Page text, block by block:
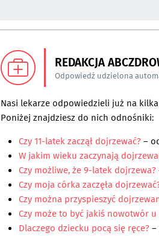
REDAKCJA
Odpowiedź udzielona
Nasi lekarze odpowiedzieli już na
Poniżej znajdziesz do nich odnośniki:
Czy 11-latek zaczął dojrzewać?–
W jakim wieku zaczynają
Czy możliwe, że 9-latek dojrzewa?
Czy moja córka zaczęła
Czy można przyspieszyć
Czy może to być jakiś nowotwór u
Dlaczego dziecku pocą się ręce?